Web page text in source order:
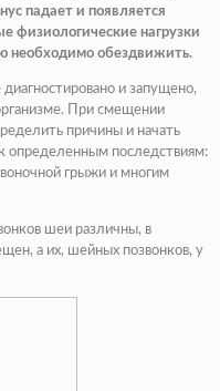
падает и появляется
физиологические нагрузки
необходимо обездвижить.
и запущено,
При смещении
причины и начать
определенным последствиям:
грыжи и многим
шеи различны, в
а их, шейных позвонков, у